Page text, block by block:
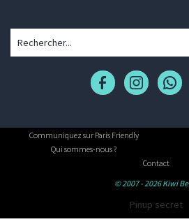
Communiquez sur Paris Friendly
Qui sommes-nous ?
Contact
© 2007 - 2026 Kiwi
Pinup secret